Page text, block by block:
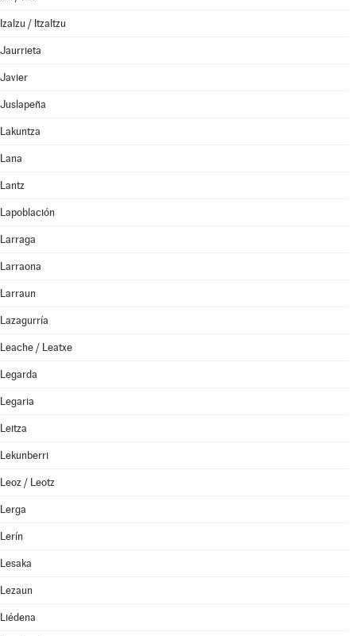
Izalzu / Itzaltzu
Jaurrieta
Javier
Juslapeña
Lakuntza
Lana
Lantz
Lapoblación
Larraga
Larraona
Larraun
Lazagurría
Leache / Leatxe
Legarda
Legaria
Leitza
Lekunberri
Leoz / Leotz
Lerga
Lerín
Lesaka
Lezaun
Liédena